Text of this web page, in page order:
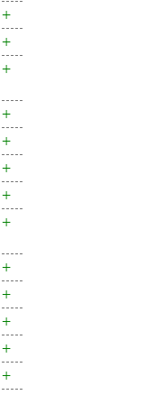
+
+
+
+
+
+
+
+
+
+
+
+
+